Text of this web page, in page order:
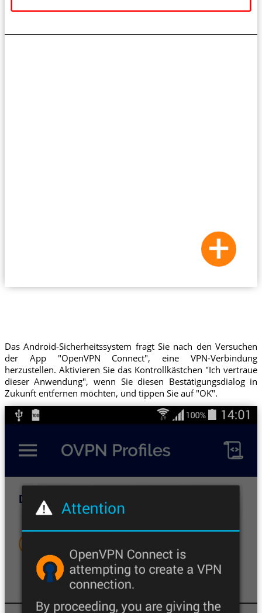
Das Android-Sicherheitssystem fragt Sie nach den Versuchen
der App "OpenVPN Connect", eine VPN-Verbindung
herzustellen. Aktivieren Sie das Kontrollkästchen "Ich vertraue
dieser Anwendung", wenn Sie diesen Bestätigungsdialog in
Zukunft entfernen möchten, und tippen Sie auf "OK".